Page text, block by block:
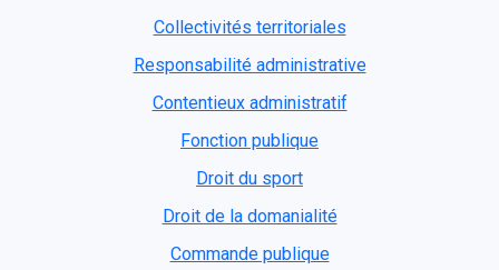
Collectivités territoriales
Responsabilité administrative
Contentieux administratif
Fonction publique
Droit du sport
Droit de la domanialité
Commande publique